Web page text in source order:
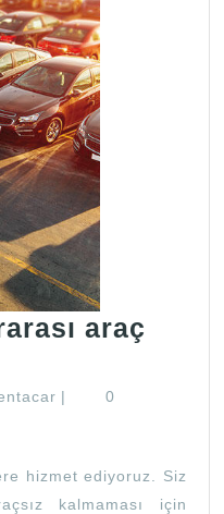
araç
canlarrentacar
|
0
hizmet ediyoruz. Siz
kalmaması için